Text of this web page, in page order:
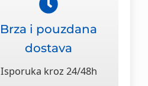
Brza i pouzdana
dostava
Isporuka kroz 24/48h